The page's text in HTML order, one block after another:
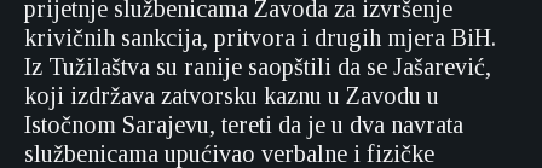
prijetnje službenicama Zavoda za izvršenje
krivičnih sankcija, pritvora i drugih mjera BiH.
Iz Tužilaštva su ranije saopštili da se Jašarević,
koji izdržava zatvorsku kaznu u Zavodu u
Istočnom Sarajevu, tereti da je u dva navrata
službenicama upućivao verbalne i fizičke